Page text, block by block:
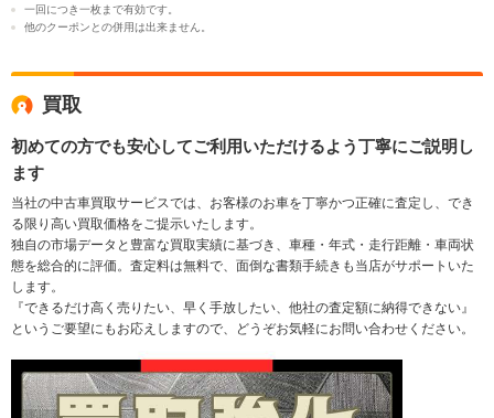
一回につき一枚まで有効です。
他のクーポンとの併用は出来ません。
買取
初めての方でも安心してご利用いただけるよう丁寧にご説明し
ます
当社の中古車買取サービスでは、お客様のお車を丁寧かつ正確に査定し、でき
る限り高い買取価格をご提示いたします。
独自の市場データと豊富な買取実績に基づき、車種・年式・走行距離・車両状
態を総合的に評価。査定料は無料で、面倒な書類手続きも当店がサポートいた
します。
『できるだけ高く売りたい、早く手放したい、他社の査定額に納得できない』
というご要望にもお応えしますので、どうぞお気軽にお問い合わせください。